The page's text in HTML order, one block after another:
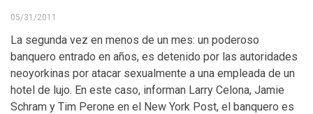
05/31/2011
La segunda vez en menos de un mes: un poderoso
banquero entrado en años, es detenido por las autoridades
neoyorkinas por atacar sexualmente a una empleada de un
hotel de lujo. En este caso, informan Larry Celona, Jamie
Schram y Tim Perone en el New York Post, el banquero es